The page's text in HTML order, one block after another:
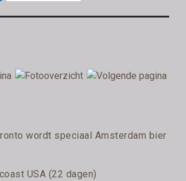
wordt speciaal Amsterdam bier
USA (22 dagen)